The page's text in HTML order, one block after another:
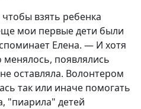
взять ребенка
мои первые дети были
Елена. — И хотя
менялось, появлялись
оставляла. Волонтером
так или иначе помогать
"пиарила" детей